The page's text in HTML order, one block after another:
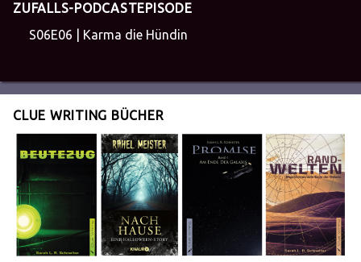
ZUFALLS-PODCASTEPISODE
S06E06 | Karma die Hündin
CLUE WRITING BÜCHER